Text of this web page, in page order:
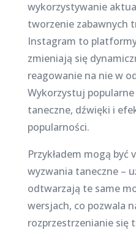
wykorzystywanie
tworzenie zabawnych
Instagram to
zmieniają się
reagowanie na nie w
Wykorzystuj popularne
taneczne, dźwięki i
popularności.
Przykładem mogą być
wyzwania taneczne –
odtwarzają te same
wersjach, co pozwala
rozprzestrzenianie się